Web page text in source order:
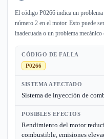
El código P0266 indica un
número 2 en el motor. Esto puede
inadecuada o un problema
CÓDIGO DE FALLA
P0266
SISTEMA AFECTADO
Sistema de inyección de
POSIBLES EFECTOS
Rendimiento del motor
combustible, emisiones